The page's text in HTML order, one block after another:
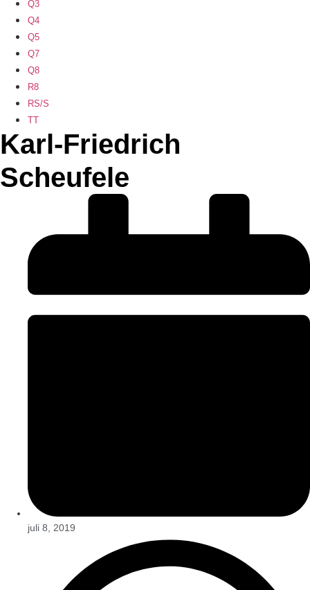
Q3
Q4
Q5
Q7
Q8
R8
RS/S
TT
Karl-Friedrich
Scheufele
juli 8, 2019